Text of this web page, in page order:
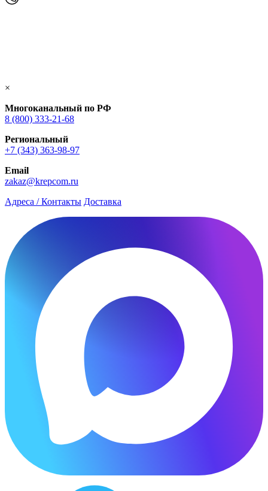
×
Многоканальный по РФ
8 (800) 333‑21-68
Региональный
+7 (343) 363-98-97
Email
zakaz@krepcom.ru
Адреса / Контакты Доставка